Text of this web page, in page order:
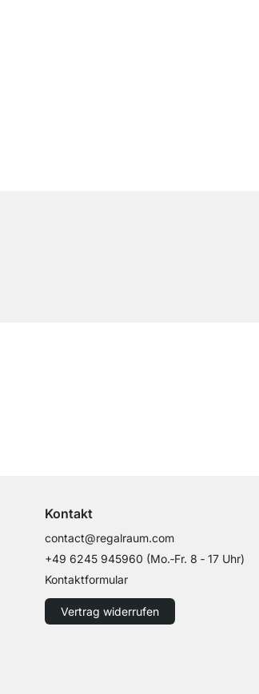
Kontakt
contact@regalraum.com
+49 6245 945960 (Mo.‑Fr. 8 ‑ 17 Uhr)
Kontaktformular
Vertrag widerrufen